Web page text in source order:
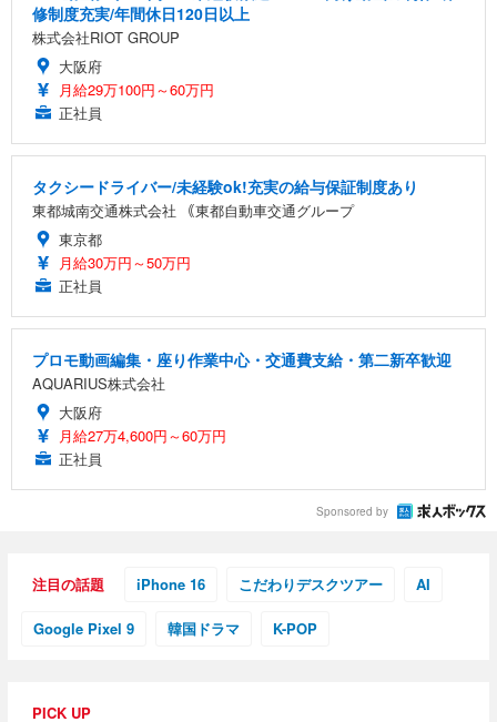
修制度充実/年間休日120日以上
株式会社RIOT GROUP
大阪府
月給29万100円～60万円
正社員
タクシードライバー/未経験ok!充実の給与保証制度あり
東都城南交通株式会社 ｟東都自動車交通グループ
東京都
月給30万円～50万円
正社員
プロモ動画編集・座り作業中心・交通費支給・第二新卒歓迎
AQUARIUS株式会社
大阪府
月給27万4,600円～60万円
正社員
Sponsored by
注目の話題 iPhone 16 こだわりデスクツアー AI
Google Pixel 9 韓国ドラマ K-POP
PICK UP